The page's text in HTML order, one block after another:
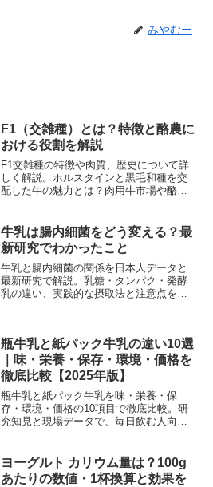
みやむー
F1（交雑種）とは？特徴と酪農に
おける役割を解説
F1交雑種の特徴や肉質、歴史について詳
しく解説。ホルスタインと黒毛和種を交
配した牛の魅力とは？肉用牛市場や酪農
牛乳は腸内細菌をどう変える？最
新研究でわかったこと
牛乳と腸内細菌の関係を日本人データと
最新研究で解説。乳糖・タンパク・発酵
乳の違い、実践的な摂取法と注意点を分
瓶牛乳と紙パック牛乳の違い10選
｜味・栄養・保存・環境・価格を
徹底比較【2025年版】
瓶牛乳と紙パック牛乳を味・栄養・保
存・環境・価格の10項目で徹底比較。研
究知見と現場データで、毎日飲む人向け
ヨーグルト カリウム量は？100g
あたりの数値・1杯換算と効果を